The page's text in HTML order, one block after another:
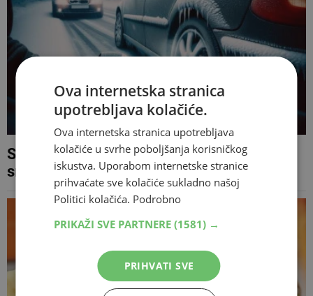
SAVJETI ZA VOZAČE Što uraditi kada se
smrzne ručna kočnica?
Ova internetska stranica
upotrebljava kolačiće.
Ova internetska stranica upotrebljava
kolačiće u svrhe poboljšanja korisničkog
iskustva. Uporabom internetske stranice
prihvaćate sve kolačiće sukladno našoj
Politici kolačića. Podrobno
PRIKAŽI SVE PARTNERE (1581) →
PRIHVATI SVE